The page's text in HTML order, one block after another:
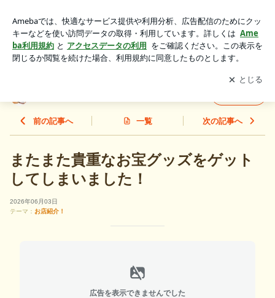
市・野芥眼鏡店(のけ がんきょうてん)
アプリをダウンロードして ブログの更新通知
を受け取りまし
ょう。
開く
前の記事へ 一覧 次の記事へ
またまた貴重なお宝グッズをゲット
してしまいました！
2026年06月03日
テーマ： お店紹介！
広告を表示できませんでした